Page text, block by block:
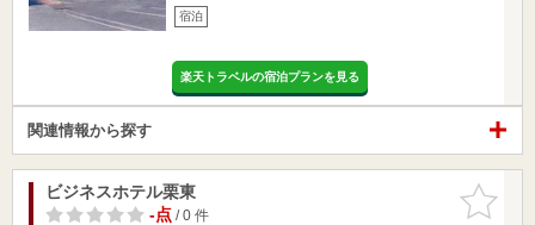
宿泊
楽天トラベルの宿泊プランを見る
関連情報から探す
お気に入
りに追加
ビジネスホテル栗東
-点/ 0 件